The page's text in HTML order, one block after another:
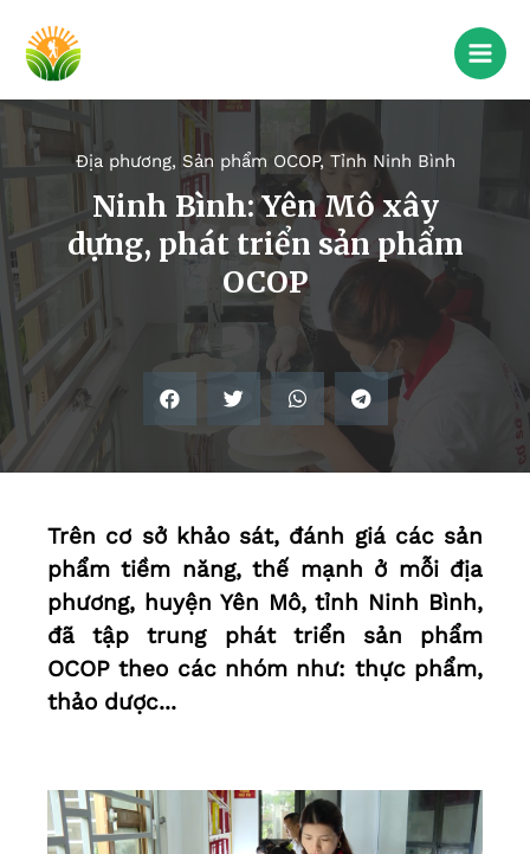
Địa phương, Sản phẩm OCOP, Tỉnh Ninh Bình
Ninh Bình: Yên Mô xây
dựng, phát triển sản phẩm
OCOP
Trên cơ sở khảo sát, đánh giá các sản
phẩm tiềm năng, thế mạnh ở mỗi địa
phương, huyện Yên Mô, tỉnh Ninh Bình,
đã tập trung phát triển sản phẩm
OCOP theo các nhóm như: thực phẩm,
thảo dược...